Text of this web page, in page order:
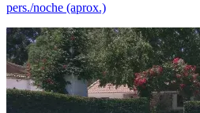
pers./noche (aprox.)